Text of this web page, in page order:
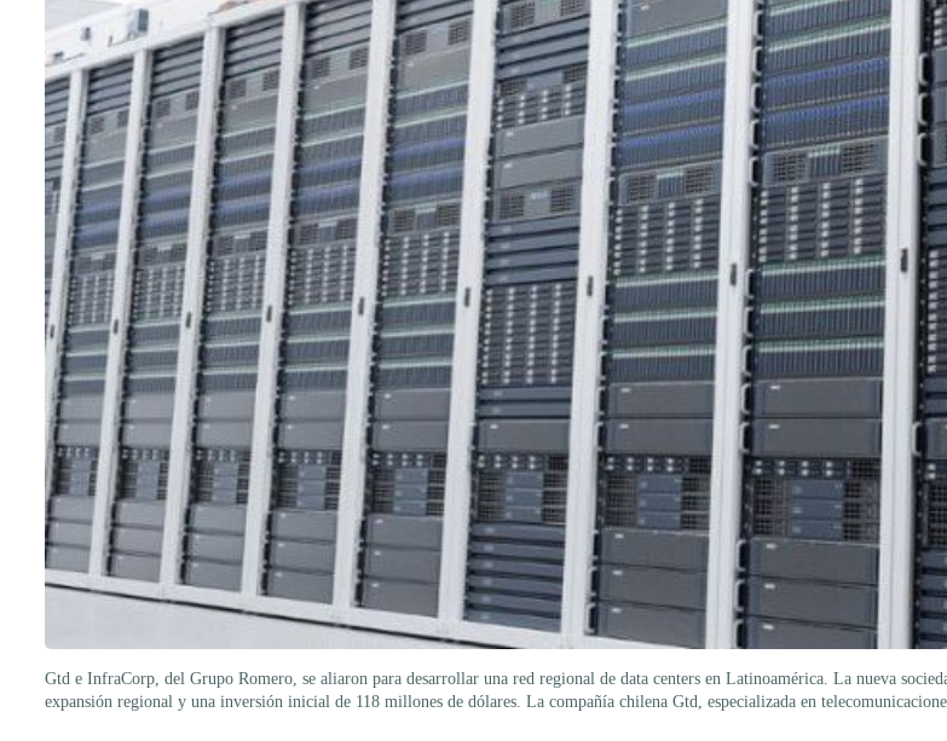
Gtd e InfraCorp, del Grupo Romero, se aliaron para desarrollar una red regional de data centers en Latinoamérica. La nueva
expansión regional y una inversión inicial de 118 millones de dólares. La compañía chilena Gtd, especializada en